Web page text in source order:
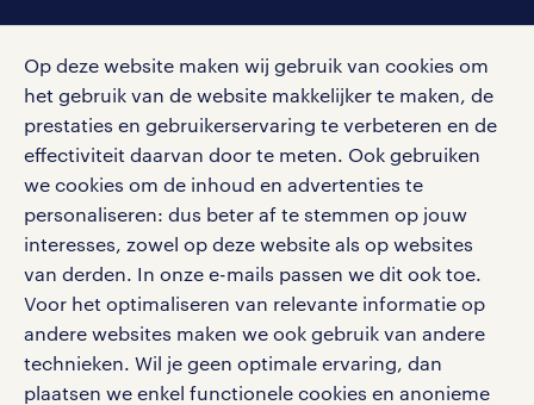
Op deze website maken wij gebruik van cookies om
het gebruik van de website makkelijker te maken, de
prestaties en gebruikerservaring te verbeteren en de
effectiviteit daarvan door te meten. Ook gebruiken
we cookies om de inhoud en advertenties te
personaliseren: dus beter af te stemmen op jouw
interesses, zowel op deze website als op websites
van derden. In onze e-mails passen we dit ook toe.
Voor het optimaliseren van relevante informatie op
andere websites maken we ook gebruik van andere
technieken. Wil je geen optimale ervaring, dan
plaatsen we enkel functionele cookies en anonieme
Volg ons voor de leukste content omtrent
vacatures, solliciteren en inspiratie.
werken bij randstad
gebruikersvoorwaarden
privacystatement
cookies
disclaimer